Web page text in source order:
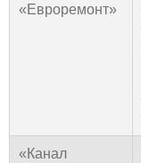
«Евроремонт»
«Канал